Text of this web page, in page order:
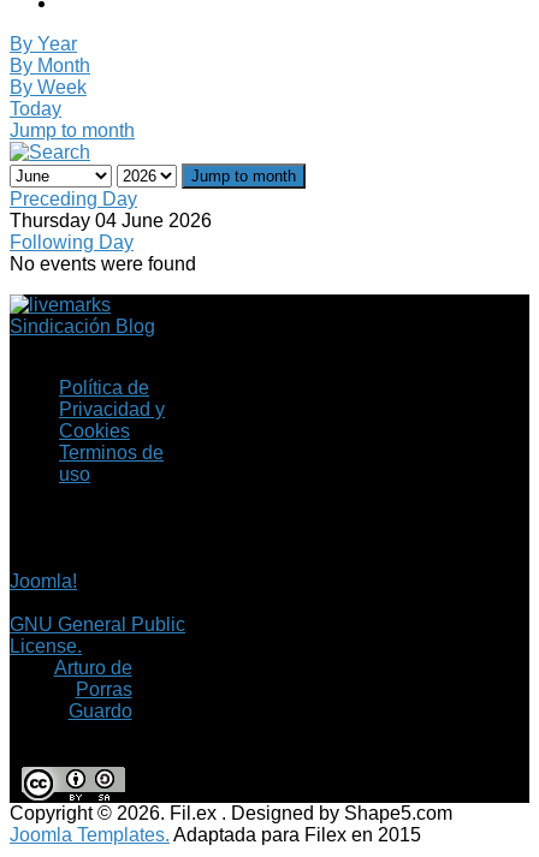
By Year
By Month
By Week
Today
Jump to month
Jump to month
Preceding Day
Thursday 04 June 2026
Following Day
No events were found
Sindicación Blog
Política de
Privacidad y
Cookies
Terminos de
uso
Joomla!
GNU General Public
License.
Arturo de
Porras
Guardo
Copyright © 2026. Fil.ex . Designed by Shape5.com
Joomla Templates. Adaptada para Filex en 2015